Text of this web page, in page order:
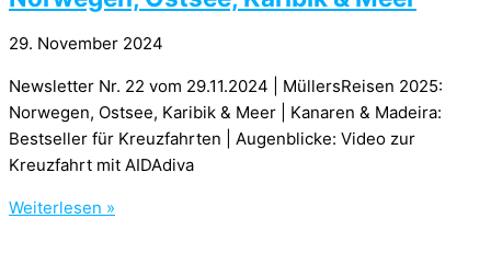
29. November 2024
Newsletter Nr. 22 vom 29.11.2024 | MüllersReisen 2025:
Norwegen, Ostsee, Karibik & Meer | Kanaren & Madeira:
Bestseller für Kreuzfahrten | Augenblicke: Video zur
Kreuzfahrt mit AIDAdiva
Weiterlesen »